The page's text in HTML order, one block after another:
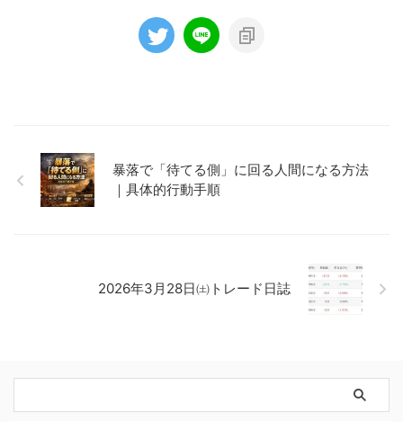
暴落で「待てる側」に回る人間になる方法
｜具体的行動手順
2026年3月28日㈯トレード日誌